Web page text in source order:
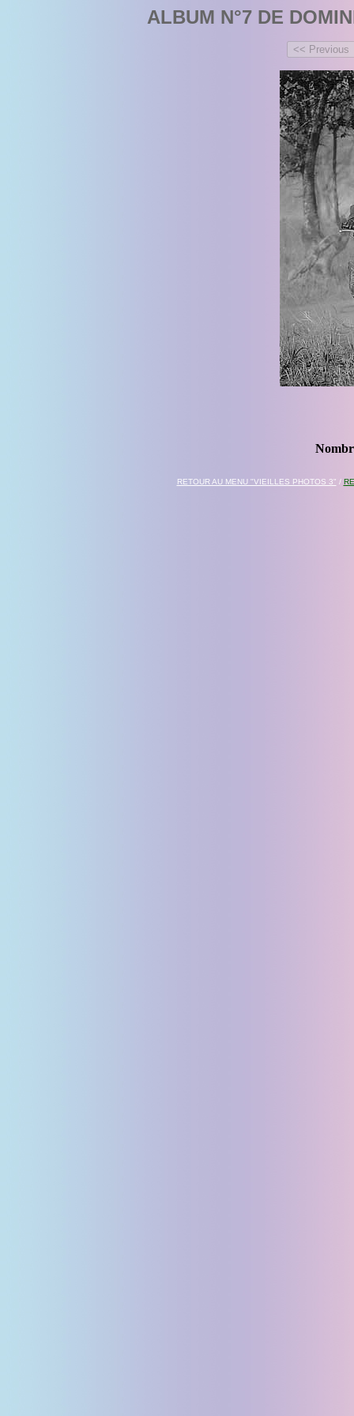
ALBUM N°7 DE
RETOUR AU MENU "VIEILLES PHOTOS 3" /